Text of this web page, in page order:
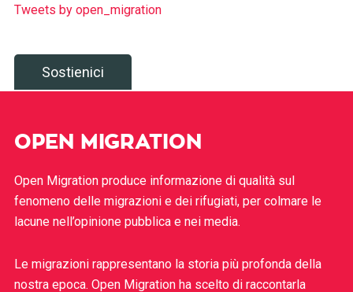
Tweets by open_migration
Sostienici
OPEN MIGRATION
Open Migration produce informazione di qualità sul
fenomeno delle migrazioni e dei rifugiati, per colmare le
lacune nell’opinione pubblica e nei media.
Le migrazioni rappresentano la storia più profonda della
nostra epoca. Open Migration ha scelto di raccontarla